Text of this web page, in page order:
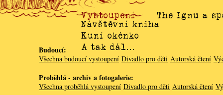
Vystoupení
The Ignu a
Návštěvní kniha
Kuní okénko
A tak dál…
Budoucí:
Všechna budoucí vystoupení Divadlo pro děti Autorská čtení
Proběhlá - archiv a fotogalerie:
Všechna proběhlá vystoupení Divadlo pro děti Autorská čtení